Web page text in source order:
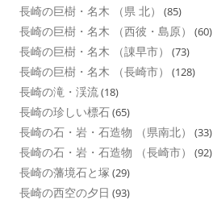
長崎の巨樹・名木 （県 北） (85)
長崎の巨樹・名木 （西彼・島原） (60)
長崎の巨樹・名木 （諌早市） (73)
長崎の巨樹・名木 （長崎市） (128)
長崎の滝・渓流(18)
長崎の珍しい標石(65)
長崎の石・岩・石造物 （県南北） (33)
長崎の石・岩・石造物 （長崎市） (92)
長崎の藩境石と塚 (29)
長崎の西空の夕日 (93)